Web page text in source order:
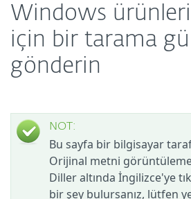
Windows
için bir tarama
gönderin
NOT:
Bu sayfa bir bilgisayar
Orijinal metni
Diller altında İngilizce'ye
bir şey bulursanız, lütfen